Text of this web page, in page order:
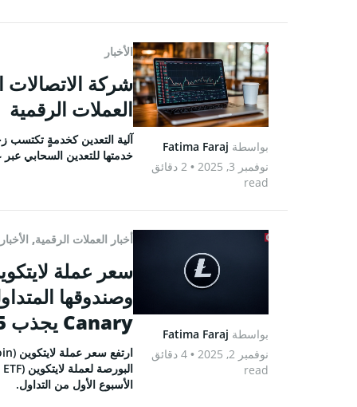
بواسطة Fatima Faraj
نوفمبر 3, 2025
• 2 دقائق
read
الأخبار
العملات الرقمية
خدمتها للتعدين السحابي عبر
بواسطة Fatima Faraj
نوفمبر 2, 2025
• 4 دقائق
read
أخبار العملات الرقمية, الأخبار
Canary يجذب 1.65 مليون دولار خلال أسبوعه الأول
الأسبوع الأول من التداول.